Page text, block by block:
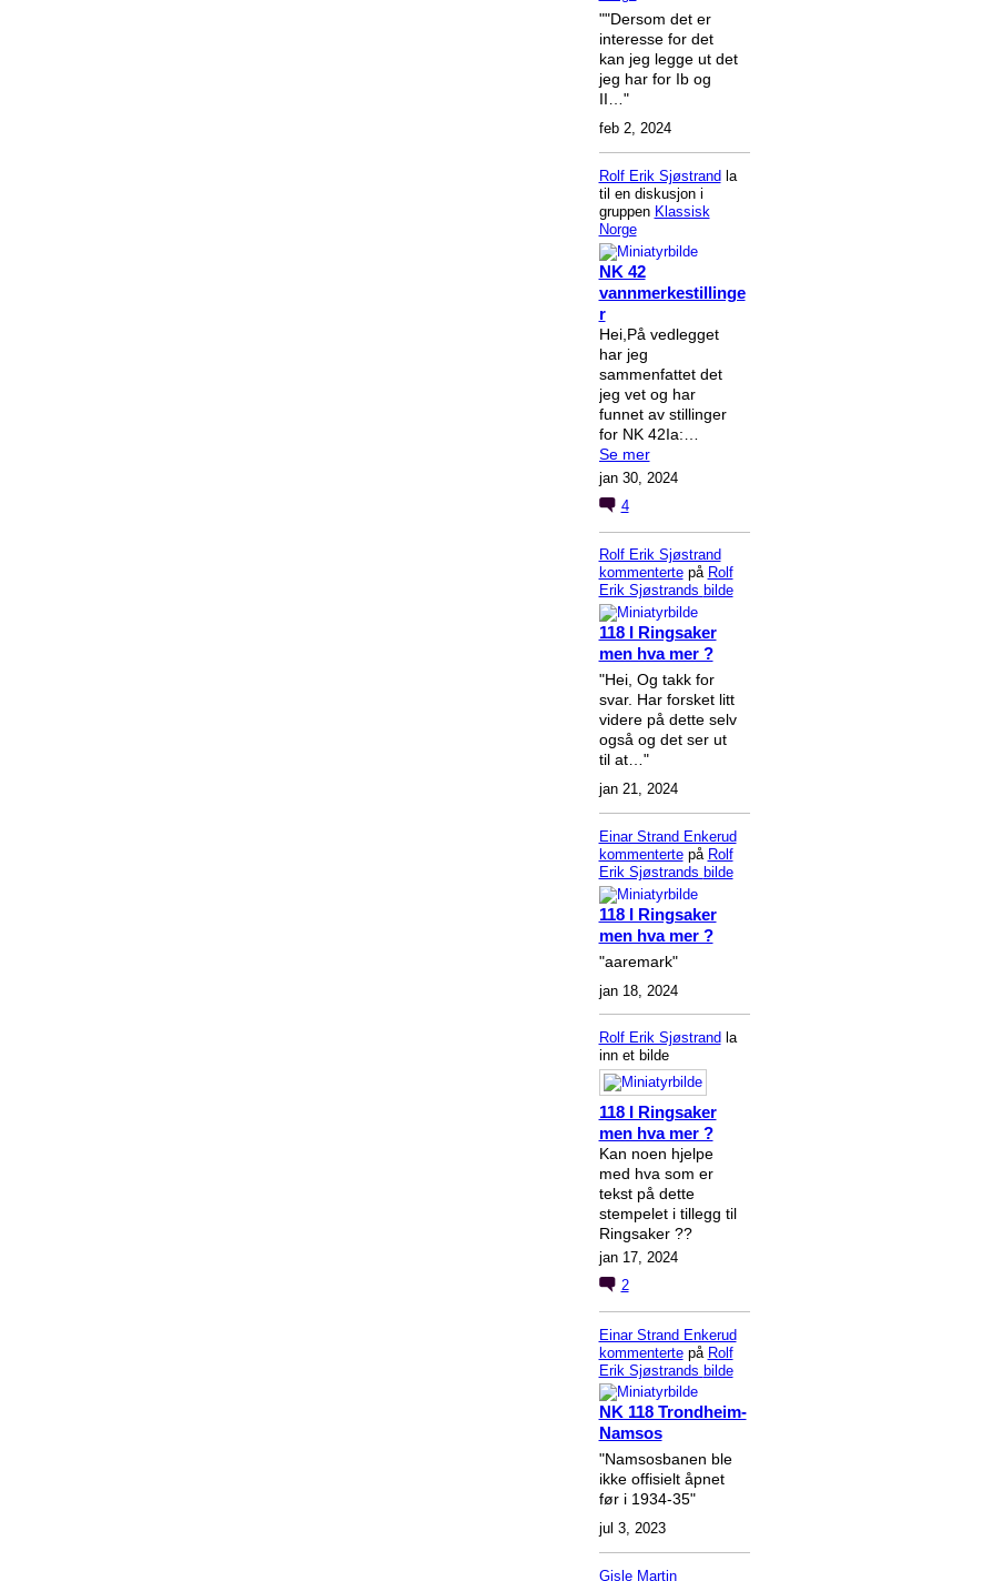
""Dersom det er
interesse for det
kan jeg legge ut det
jeg har for Ib og
II…"
feb 2, 2024
Rolf Erik Sjøstrand la
til en diskusjon i
gruppen Klassisk
Norge
NK 42
vannmerkestillinge
r
Hei,På vedlegget
har jeg
sammenfattet det
jeg vet og har
funnet av stillinger
for NK 42Ia:…
Se mer
jan 30, 2024
4
Rolf Erik Sjøstrand
kommentertepå Rolf
Erik Sjøstrands bilde
118 I Ringsaker
men hva mer ?
"Hei, Og takk for
svar. Har forsket litt
videre på dette selv
også og det ser ut
til at…"
jan 21, 2024
Einar Strand Enkerud
kommentertepå Rolf
Erik Sjøstrands bilde
118 I Ringsaker
men hva mer ?
"aaremark"
jan 18, 2024
Rolf Erik Sjøstrand la
inn et bilde
118 I Ringsaker
men hva mer ?
Kan noen hjelpe
med hva som er
tekst på dette
stempelet i tillegg til
Ringsaker ??
jan 17, 2024
2
Einar Strand Enkerud
kommentertepå Rolf
Erik Sjøstrands bilde
NK 118 Trondheim-
Namsos
"Namsosbanen ble
ikke offisielt åpnet
før i 1934-35"
jul 3, 2023
Gisle Martin